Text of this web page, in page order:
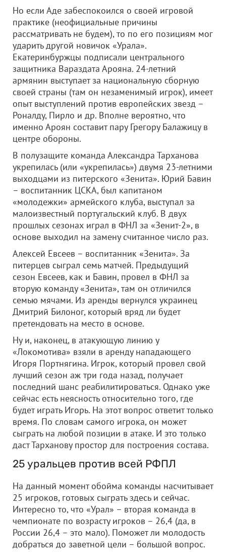
Но если Аде забеспокоился о своей игровой
практике (неофициальные причины
рассматривать не будем), то по его позициям мог
ударить другой новичок «Урала».
Екатеринбуржцы подписали центрального
защитника Вараздата Арояна. 24-летний
армянин выступает за национальную сборную
своей страны (там он незаменимый игрок), имеет
опыт выступлений против европейских звезд –
Роналду, Пирло и др. Вполне вероятно, что
именно Ароян составит пару Грегору Балажицу в
центре обороны.
В полузащите команда Александра Тарханова
укрепилась (или «укрепилась») двумя 23-летними
выходцами из питерского «Зенита». Юрий Бавин
– воспитанник ЦСКА, был капитаном
«молодежки» армейского клуба, выступал за
малоизвестный португальский клуб. В двух
прошлых сезонах играл в ФНЛ за «Зенит-2», в
основе выходил на замену считанное число раз.
Алексей Евсеев – воспитанник «Зенита». За
питерцев сыграл семь матчей. Предыдущий
сезон Евсеев, как и Бавин, провел в ФНЛ за
вторую команду «Зенита», там он отличился
семью мячами. Из аренды вернулся украинец
Дмитрий Билоног, который вряд ли будет
претендовать на место в основе.
Ну и, наконец, в атакующую линию у
«Локомотива» взяли в аренду нападающего
Игоря Портнягина. Игрок, который провел свой
лучший сезон аж три года назад, получает
последний шанс реабилитироваться. Однако уже
сейчас есть неясность относительно того, где
будет играть Игорь. На этот вопрос ответит только
время. По словам самого игрока, он может
сыграть на любой позиции в атаке. И это только
даст Тарханову простор для построения состава.
25 уральцев против всей РФПЛ
На данный момент обойма команды насчитывает
25 игроков, готовых сыграть здесь и сейчас.
Интересно то, что «Урал» – вторая команда в
чемпионате по возрасту игроков – 26,4 (да, в
России 26,4 – это мало). Поможет ли молодость
добраться до заветной цели – большой вопрос.